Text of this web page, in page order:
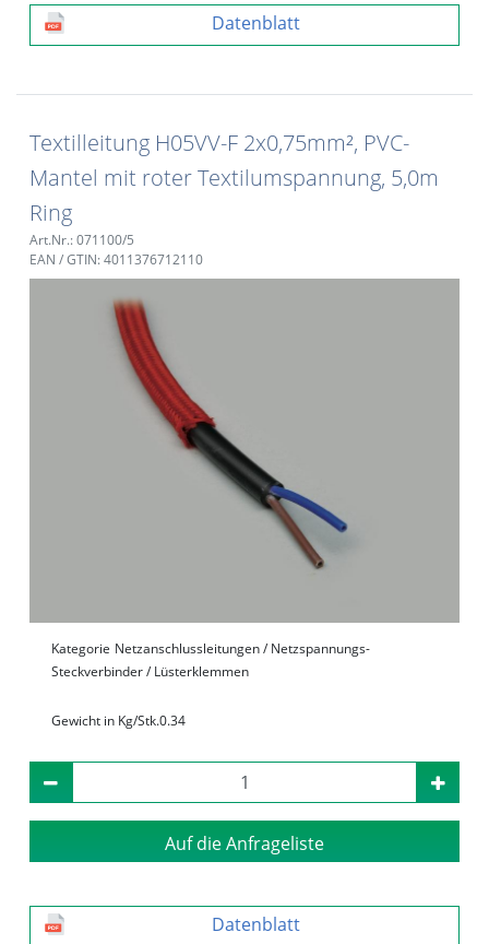
Datenblatt
Textilleitung H05VV-F 2x0,75mm², PVC-
Mantel mit roter Textilumspannung, 5,0m
Ring
Art.Nr.: 071100/5
EAN / GTIN: 4011376712110
Kategorie Netzanschlussleitungen / Netzspannungs-
Steckverbinder / Lüsterklemmen
Gewicht in Kg/Stk.0.34
Auf die Anfrageliste
Datenblatt